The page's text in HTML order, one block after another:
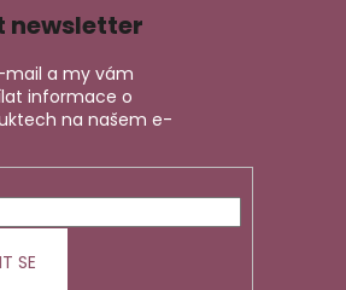
newsletter
mail a my vám
informace o
na našem e-
SE